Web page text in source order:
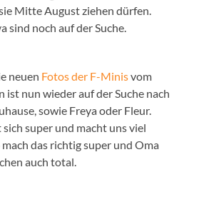
Mitte August ziehen dürfen.
sind noch auf der Suche.
neuen Fotos der F-Minisvom
ist nun wieder auf der Suche nach
sowie Freya oder Fleur.
super und macht uns viel
das richtig super und Oma
auch total.